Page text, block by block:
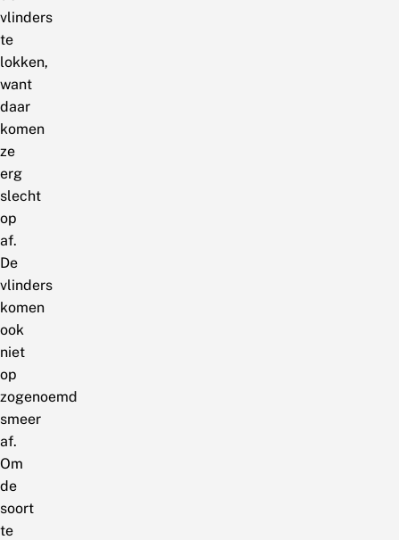
vlinders
te
lokken,
want
daar
komen
ze
erg
slecht
op
af.
De
vlinders
komen
ook
niet
op
zogenoemd
smeer
af.
Om
de
soort
te